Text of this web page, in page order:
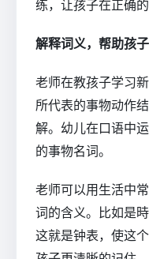
练，让孩子在正确
解释词义，帮助孩
老师在教孩子学习
所代表的事物动作
解。幼儿在口语中
的事物名词。
老师可以用生活中
词的含义。比如是
这就是钟表，使这